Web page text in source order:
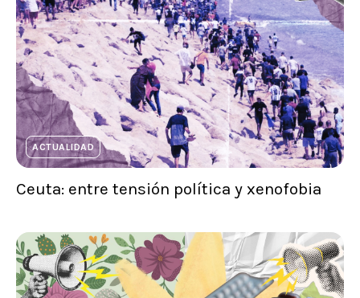
ACTUALIDAD
Ceuta: entre tensión política y xenofobia